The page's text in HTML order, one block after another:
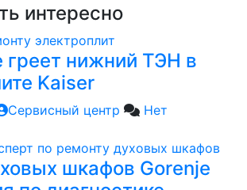
интересно
электроплит
греет нижний ТЭН в
Kaiser
Сервисный центр
Нет
по ремонту духовых шкафов
шкафов Gorenje